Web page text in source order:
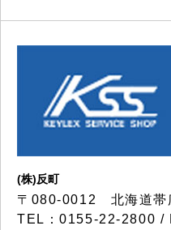
(株)反町
〒080-0012 北海道帯
TEL：0155-22-2800 /